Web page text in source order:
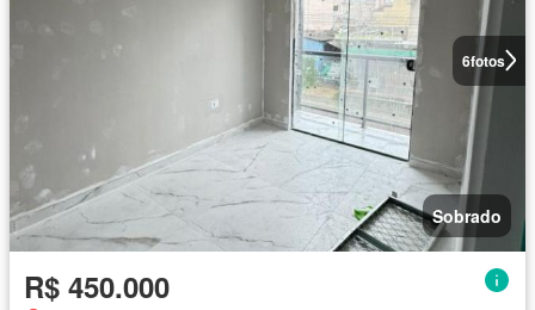
6fotos
Sobrado
R$ 450.000